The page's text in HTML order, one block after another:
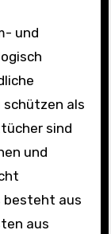
und
schützen als
sind
und
besteht aus
aus